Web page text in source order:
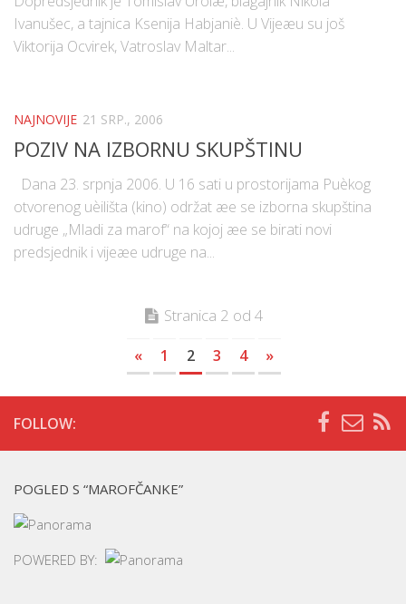
Ivanušec, a tajnica Ksenija Habjaniè. U Vijeæu su još
Viktorija Ocvirek, Vatroslav Maltar...
NAJNOVIJE 21 SRP., 2006
POZIV NA IZBORNU SKUPŠTINU
Dana 23. srpnja 2006. U 16 sati u prostorijama Puèkog
otvorenog uèilišta (kino) održat æe se izborna skupština
udruge „Mladi za marof“ na kojoj æe se birati novi
predsjednik i vijeæe udruge na...
Stranica 2 od 4
« 1 2 3 4 »
FOLLOW:
POGLED S “MAROFČANKE”
POWERED BY: